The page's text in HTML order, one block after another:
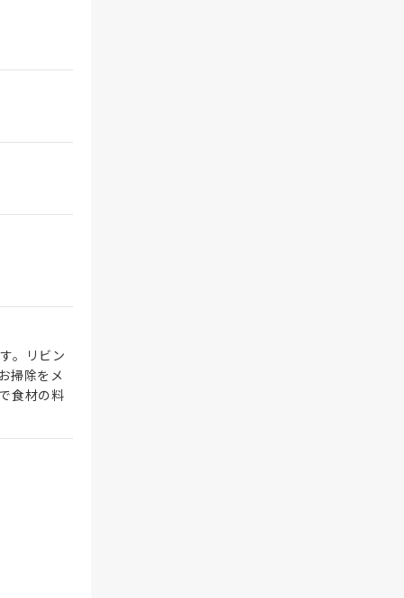
。リビン
掃除をメ
食材の料